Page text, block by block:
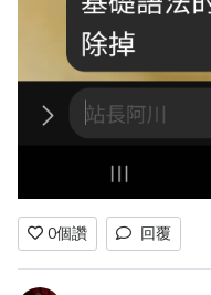
0個讚 回覆